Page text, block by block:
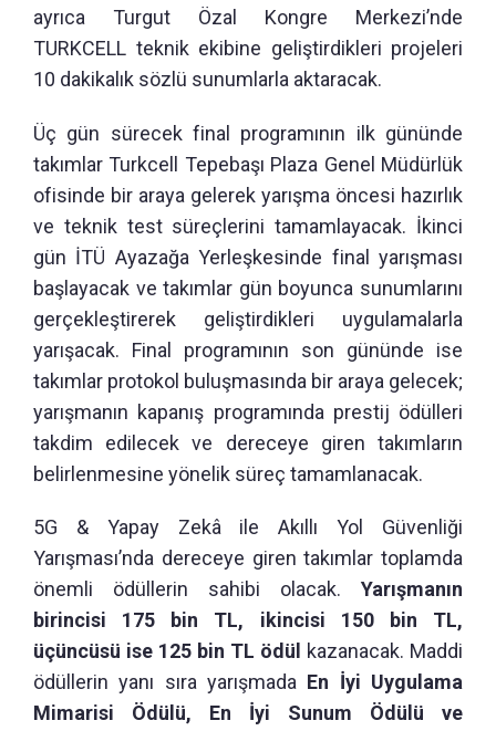
ayrıca Turgut Özal Kongre Merkezi’nde
TURKCELL teknik ekibine geliştirdikleri projeleri
10 dakikalık sözlü sunumlarla aktaracak.
Üç gün sürecek final programının ilk gününde
takımlar Turkcell Tepebaşı Plaza Genel Müdürlük
ofisinde bir araya gelerek yarışma öncesi hazırlık
ve teknik test süreçlerini tamamlayacak. İkinci
gün İTÜ Ayazağa Yerleşkesinde final yarışması
başlayacak ve takımlar gün boyunca sunumlarını
gerçekleştirerek geliştirdikleri uygulamalarla
yarışacak. Final programının son gününde ise
takımlar protokol buluşmasında bir araya gelecek;
yarışmanın kapanış programında prestij ödülleri
takdim edilecek ve dereceye giren takımların
belirlenmesine yönelik süreç tamamlanacak.
5G & Yapay Zekâ ile Akıllı Yol Güvenliği
Yarışması’nda dereceye giren takımlar toplamda
önemli ödüllerin sahibi olacak. Yarışmanın
birincisi 175 bin TL, ikincisi 150 bin TL,
üçüncüsü ise 125 bin TL ödül
kazanacak. Maddi
ödüllerin yanı sıra yarışmada En İyi Uygulama
Mimarisi Ödülü, En İyi Sunum Ödülü ve